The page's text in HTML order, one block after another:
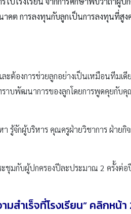
คต การลงทุนกับลูกเป็นการลงทุนที่สู
ละต้องการช่วยลูกอย่างเป็นเหมือนทีม
บพัฒนาการของลูกโดยการพูดคุยกับคุ
จักผู้บริหาร คุณครูฝ่ายวิชาการ ฝ่ายกิจ
ะชุมกับผู้ปกครองปีละประมาณ 2 ครั้งต่อ
สำเร็จที่โรงเรียน” คลิกหน้า